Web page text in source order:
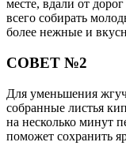
месте, вдали от
всего собирать
более нежные и
СОВЕТ №2
Для уменьшения
собранные листья
на несколько минут
поможет сохранить